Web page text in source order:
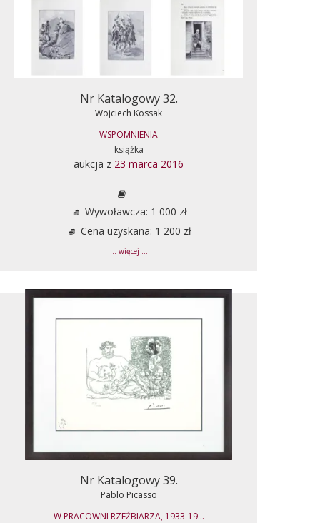
Nr Katalogowy 32.
Wojciech Kossak
WSPOMNIENIA
książka
aukcja z 23 marca 2016
Wywoławcza: 1 000 zł
Cena uzyskana: 1 200 zł
... więcej ...
Nr Katalogowy 39.
Pablo Picasso
W PRACOWNI RZEŹBIARZA, 1933-19...